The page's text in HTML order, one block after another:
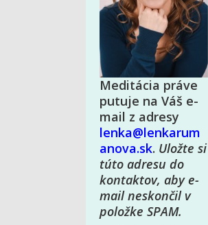
Meditácia práve
putuje na Váš e-
mail z adresy
lenka@lenkarum
anova.sk. Uložte si
túto adresu do
kontaktov, aby e-
mail neskončil v
položke SPAM.